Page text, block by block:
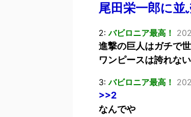
尾田栄一郎に並
2:バビロニア最高！
進撃の巨人はガチで
ワンピースは誇れな
3:バビロニア最高！
>>2
なんでや